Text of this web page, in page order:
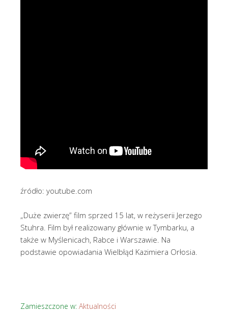
źródło: youtube.com
„Duże zwierzę” film sprzed 15 lat, w reżyserii Jerzego
Stuhra. Film był realizowany głównie w Tymbarku, a
także w Myślenicach, Rabce i Warszawie. Na
podstawie opowiadania Wielbłąd Kazimiera Orłosia.
Zamieszczone w: Aktualności